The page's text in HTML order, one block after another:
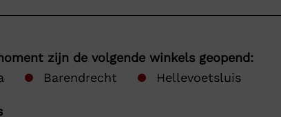
zijn de volgende winkels geopend:
Barendrecht Hellevoetsluis